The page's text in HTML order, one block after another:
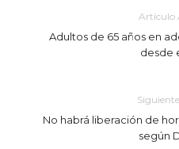
Artículo
Adultos de 65 años en
desde
No habrá liberación de
según